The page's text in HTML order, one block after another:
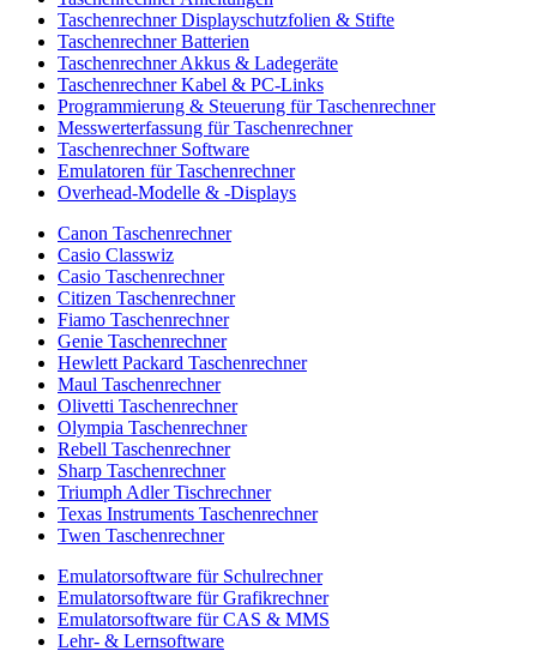
Taschenrechner Displayschutzfolien & Stifte
Taschenrechner Batterien
Taschenrechner Akkus & Ladegeräte
Taschenrechner Kabel & PC-Links
Programmierung & Steuerung für Taschenrechner
Messwerterfassung für Taschenrechner
Taschenrechner Software
Emulatoren für Taschenrechner
Overhead-Modelle & -Displays
Canon Taschenrechner
Casio Classwiz
Casio Taschenrechner
Citizen Taschenrechner
Fiamo Taschenrechner
Genie Taschenrechner
Hewlett Packard Taschenrechner
Maul Taschenrechner
Olivetti Taschenrechner
Olympia Taschenrechner
Rebell Taschenrechner
Sharp Taschenrechner
Triumph Adler Tischrechner
Texas Instruments Taschenrechner
Twen Taschenrechner
Emulatorsoftware für Schulrechner
Emulatorsoftware für Grafikrechner
Emulatorsoftware für CAS & MMS
Lehr- & Lernsoftware